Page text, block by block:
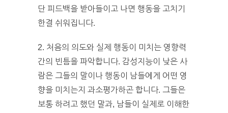
단 피드백을 받아들이고 나면 행동을 고치기
한결 쉬워집니다.
2. 처음의 의도와 실제 행동이 미치는 영향력
간의 빈틈을 파악합니다. 감성지능이 낮은 사
람은 그들의 말이나 행동이 남들에게 어떤 영
향을 미치는지 과소평가하곤 합니다. 그들은
보통 하려고 했던 말과, 남들이 실제로 이해한